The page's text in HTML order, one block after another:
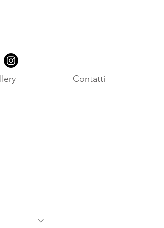
Contatti